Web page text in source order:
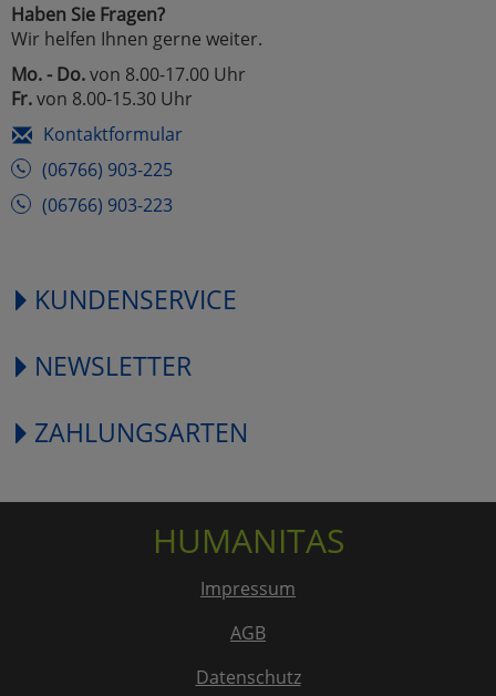
Haben Sie Fragen?
Wir helfen Ihnen gerne weiter.
Mo. - Do.von 8.00-17.00 Uhr
Fr.von 8.00-15.30 Uhr
Kontaktformular
(06766) 903-225
(06766) 903-223
KUNDENSERVICE
NEWSLETTER
ZAHLUNGSARTEN
HUMANITAS
Impressum
AGB
Datenschutz